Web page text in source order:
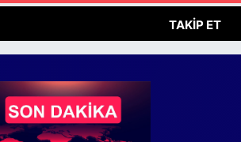
TAKIP ET